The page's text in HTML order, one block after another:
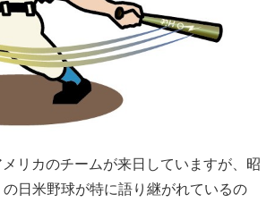
リカのチームが来日していますが、昭
日米野球が特に語り継がれているの